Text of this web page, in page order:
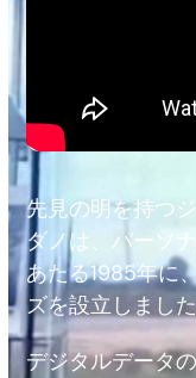
先見の明を持つ
ダノは、パーソ
あたる1985年に
ズを設立しました
デジタルデータ